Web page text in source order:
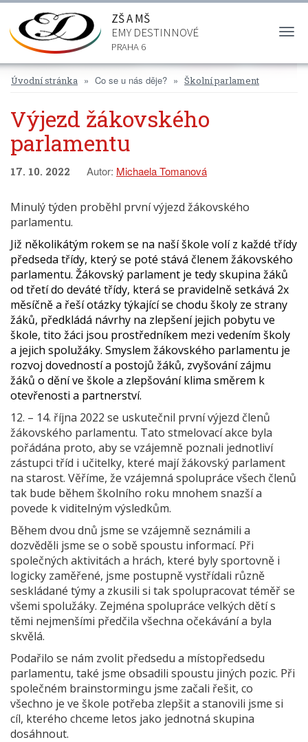
ZŠ A MŠ
EMY DESTINNOVÉ
PRAHA 6
Úvodní stránka Co se u nás děje? Školní parlament
Výjezd žákovského
parlamentu
17. 10. 2022 Autor: Michaela Tomanová
Minulý týden proběhl první výjezd žákovského
parlamentu.
Již několikátým rokem se na naší škole volí z každé třídy
předseda třídy, který se poté stává členem žákovského
parlamentu. Žákovský parlament je tedy skupina žáků
od třetí do deváté třídy, která se pravidelně setkává 2x
měsíčně a řeší otázky týkající se chodu školy ze strany
žáků, předkládá návrhy na zlepšení jejich pobytu ve
škole, tito žáci jsou prostředníkem mezi vedením školy
a jejich spolužáky. Smyslem žákovského parlamentu je
rozvoj dovedností a postojů žáků, zvyšování zájmu
žáků o dění ve škole a zlepšování klima směrem k
otevřenosti a partnerství.
12. – 14. října 2022 se uskutečnil první výjezd členů
žákovského parlamentu. Tato stmelovací akce byla
pořádána proto, aby se vzájemně poznali jednotliví
zástupci tříd i učitelky, které mají žákovský parlament
na starost. Věříme, že vzájemná spolupráce všech členů
tak bude během školního roku mnohem snazší a
povede k viditelným výsledkům.
Během dvou dnů jsme se vzájemně seznámili a
dozvěděli jsme se o sobě spoustu informací. Při
společných aktivitách a hrách, které byly sportovně i
logicky zaměřené, jsme postupně vystřídali různě
seskládané týmy a zkusili si tak spolupracovat téměř se
všemi spolužáky. Zejména spolupráce velkých dětí s
těmi nejmenšími předčila všechna očekávání a byla
skvělá.
Podařilo se nám zvolit předsedu a místopředsedu
parlamentu, také jsme obsadili spoustu jiných pozic. Při
společném brainstormingu jsme začali řešit, co
všechno je ve škole potřeba zlepšit a stanovili jsme si
cíl, kterého chceme letos jako jednotná skupina
dosáhnout.